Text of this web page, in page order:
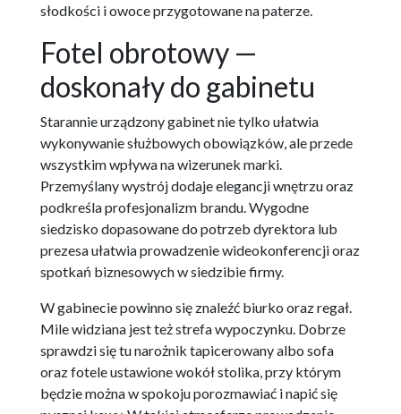
słodkości i owoce przygotowane na paterze.
Fotel obrotowy —
doskonały do gabinetu
Starannie urządzony gabinet nie tylko ułatwia
wykonywanie służbowych obowiązków, ale przede
wszystkim wpływa na wizerunek marki.
Przemyślany wystrój dodaje elegancji wnętrzu oraz
podkreśla profesjonalizm brandu. Wygodne
siedzisko dopasowane do potrzeb dyrektora lub
prezesa ułatwia prowadzenie wideokonferencji oraz
spotkań biznesowych w siedzibie firmy.
W gabinecie powinno się znaleźć biurko oraz regał.
Mile widziana jest też strefa wypoczynku. Dobrze
sprawdzi się tu narożnik tapicerowany albo sofa
oraz fotele ustawione wokół stolika, przy którym
będzie można w spokoju porozmawiać i napić się